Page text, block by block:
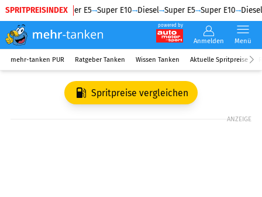
SPRITPREISINDEX
Diesel Super E5 Super E10 Diesel Super E5 Super E10 Diesel
powered by
Anmelden Menü
mehr-tanken PUR Ratgeber Tanken Wissen Tanken Aktuelle Spritpreise
Spritpreise vergleichen
ANZEIGE